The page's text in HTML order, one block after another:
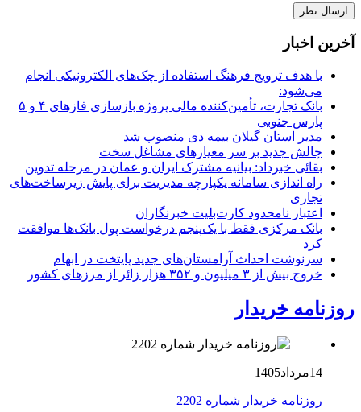
آخرین اخبار
با هدف ترویج فرهنگ استفاده از چک‌های الکترونیکی انجام
می‌شود:
بانک تجارت، تأمین‌کننده مالی پروژه بازسازی فازهای ۴ و ۵
پارس جنوبی
مدیر استان گیلان بیمه دی منصوب شد
چالش جدید بر سر معیارهای مشاغل سخت
بقائی خبرداد: بیانیه مشترک ایران و عمان در مرحله تدوین
راه اندازی سامانه یکپارچه مدیریت برای پایش زیرساخت‌های
تجاری
اعتبار نامحدود کارت‌بلیت خبرنگاران
بانک مرکزی فقط با یک‌‎پنجم درخواست پول بانک‌ها موافقت
کرد
سرنوشت احداث آرامستان‌های جدید پایتخت در ابهام
خروج بیش از ۳ میلیون و ۳۵۲ هزار زائر از مرزهای کشور
روزنامه خریدار
14مرداد1405
روزنامه خریدار شماره 2202